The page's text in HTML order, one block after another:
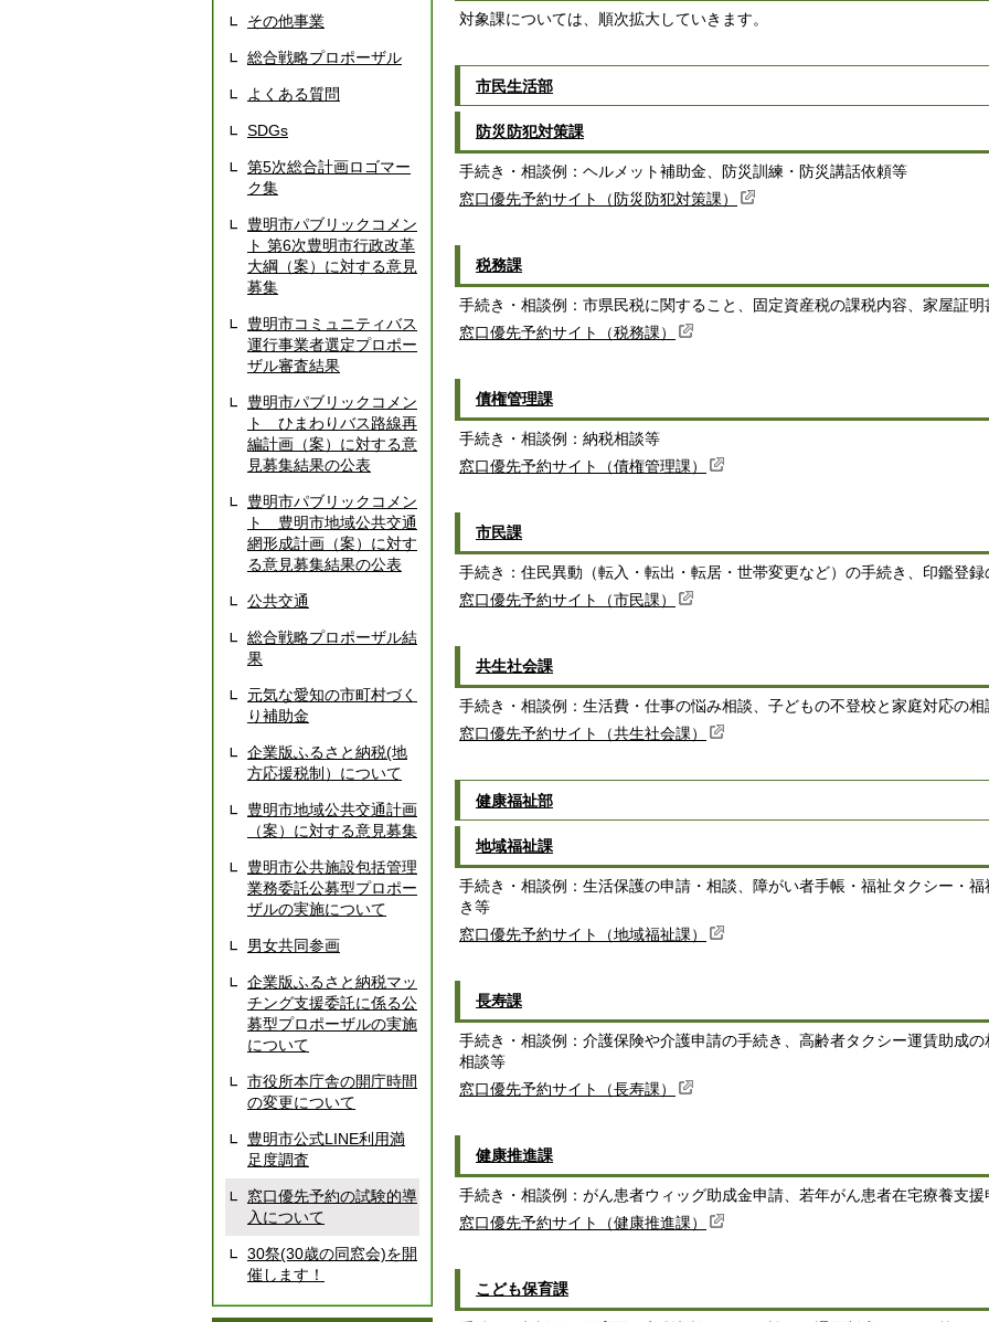
その他事業
総合戦略プロポーザル
よくある質問
SDGs
第5次総合計画ロゴマー
ク集
豊明市パブリックコメン
ト 第6次豊明市行政改革
大綱（案）に対する意見
募集
豊明市コミュニティバス
運行事業者選定プロポー
ザル審査結果
豊明市パブリックコメン
ト ひまわりバス路線再
編計画（案）に対する意
見募集結果の公表
豊明市パブリックコメン
ト 豊明市地域公共交通
網形成計画（案）に対す
る意見募集結果の公表
公共交通
総合戦略プロポーザル結
果
元気な愛知の市町村づく
り補助金
企業版ふるさと納税(地
方応援税制）について
豊明市地域公共交通計画
（案）に対する意見募集
豊明市公共施設包括管理
業務委託公募型プロポー
ザルの実施について
男女共同参画
企業版ふるさと納税マッ
チング支援委託に係る公
募型プロポーザルの実施
について
市役所本庁舎の開庁時間
の変更について
豊明市公式LINE利用満
足度調査
窓口優先予約の試験的導
入について
30祭(30歳の同窓会)を開
催します！
対象課については、順次拡大していきます。
市民生活部
防災防犯対策課
手続き・相談例：ヘルメット補助金、防災訓練・防災講話依頼等
窓口優先予約サイト（防災防犯対策課）
税務課
手続き・相談例：市県民税に関すること、固定資産税の課税内容、家屋証明
窓口優先予約サイト（税務課）
債権管理課
手続き・相談例：納税相談等
窓口優先予約サイト（債権管理課）
市民課
手続き：住民異動（転入・転出・転居・世帯変更など）の手続き、印鑑登録
窓口優先予約サイト（市民課）
共生社会課
手続き・相談例：生活費・仕事の悩み相談、子どもの不登校と家庭対応の相
窓口優先予約サイト（共生社会課）
健康福祉部
地域福祉課
手続き・相談例：生活保護の申請・相談、障がい者手帳・福祉タクシー・
き等
窓口優先予約サイト（地域福祉課）
長寿課
手続き・相談例：介護保険や介護申請の手続き、高齢者タクシー運賃助成
相談等
窓口優先予約サイト（長寿課）
健康推進課
手続き・相談例：がん患者ウィッグ助成金申請、若年がん患者在宅療養支
窓口優先予約サイト（健康推進課）
こども保育課